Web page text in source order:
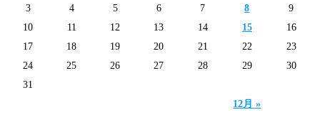
12月 »
3
4 5 6 7 8
9
10
11 12 13 14 15
16
17
18 19 20 21 22
23
24
25 26 27 28 29
30
31